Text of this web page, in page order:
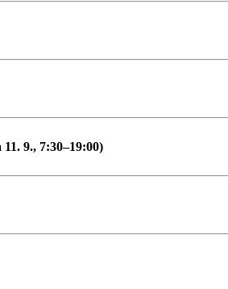
9., 7:30–19:00)